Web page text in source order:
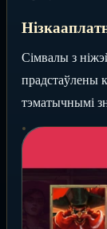
Сімвалы з
прадстаўлены
тэматычнымі